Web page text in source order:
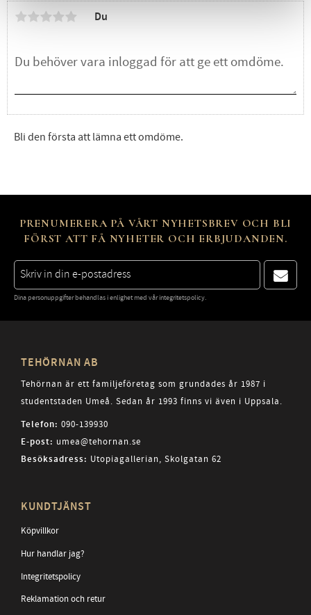
Du
Bli den första att lämna ett omdöme.
PRENUMERERA PÅ VÅRT NYHETSBREV OCH BLI
FÖRST ATT FÅ NYHETER OCH ERBJUDANDEN.
Dina personuppgifter behandlas i enlighet med vårintegritetspolicy.
TEHÖRNAN AB
Tehörnan är ett familjeföretag som grundades år 1987 i
studentstaden Umeå. Sedan år 1993 finns vi även i Uppsala.
Telefon: 090-139930
E-post: umea@tehornan.se
Besöksadress: Utopiagallerian, Skolgatan 62
KUNDTJÄNST
Köpvillkor
Hur handlar jag?
Integritetspolicy
Reklamation och retur